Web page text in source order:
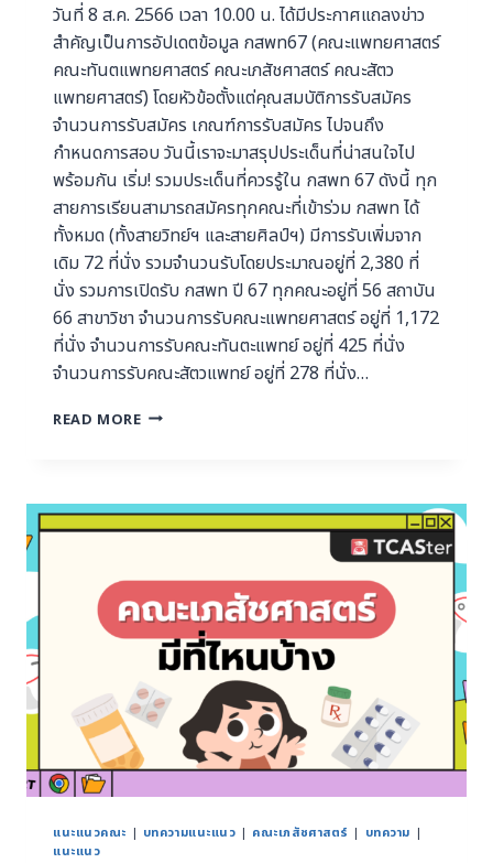
วันที่ 8 ส.ค. 2566 เวลา 10.00 น. ได้มีประกาศแถลงข่าว
สำคัญเป็นการอัปเดตข้อมูล กสพท67 (คณะแพทยศาสตร์
คณะทันตแพทยศาสตร์ คณะเภสัชศาสตร์ คณะสัตว
แพทยศาสตร์) โดยหัวข้อตั้งแต่คุณสมบัติการรับสมัคร
จำนวนการรับสมัคร เกณฑ์การรับสมัคร ไปจนถึง
กำหนดการสอบ วันนี้เราจะมาสรุปประเด็นที่น่าสนใจไป
พร้อมกัน เริ่ม! รวมประเด็นที่ควรรู้ใน กสพท 67 ดังนี้ ทุก
สายการเรียนสามารถสมัครทุกคณะที่เข้าร่วม กสพท ได้
ทั้งหมด (ทั้งสายวิทย์ฯ และสายศิลป์ฯ) มีการรับเพิ่มจาก
เดิม 72 ที่นั่ง รวมจำนวนรับโดยประมาณอยู่ที่ 2,380 ที่
นั่ง รวมการเปิดรับ กสพท ปี 67 ทุกคณะอยู่ที่ 56 สถาบัน
66 สาขาวิชา จำนวนการรับคณะแพทยศาสตร์ อยู่ที่ 1,172
ที่นั่ง จำนวนการรับคณะทันตะแพทย์ อยู่ที่ 425 ที่นั่ง
จำนวนการรับคณะสัตวแพทย์ อยู่ที่ 278 ที่นั่ง…
READ MORE
แนะแนวคณะ | บทความแนะแนว | คณะเภสัชศาสตร์ | บทความ |
แนะแนว